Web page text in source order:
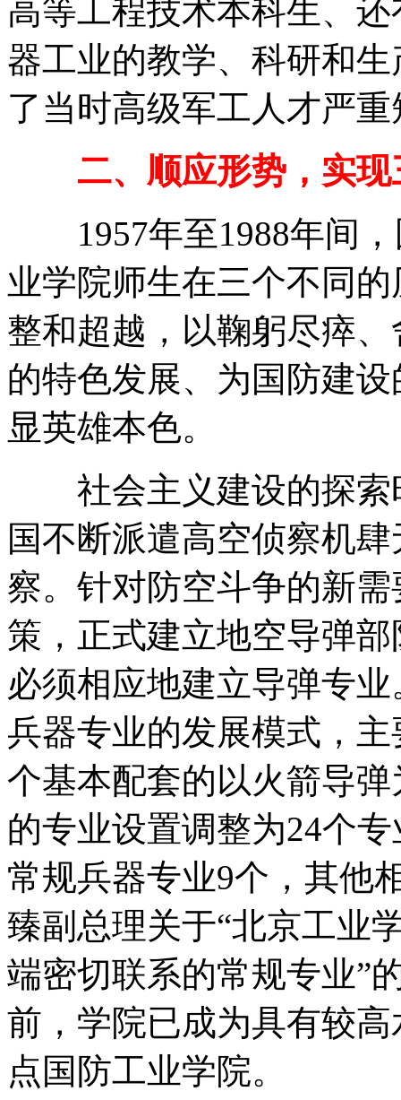
高等工程技术本科生、
器工业的教学、科研和
了当时高级军工人才严
二、顺应形势，实现
1957年至1988年间，
业学院师生在三个不同
整和超越，以鞠躬尽瘁
的特色发展、为国防建
显英雄本色。
社会主义建设的探索
国不断派遣高空侦察机
察。针对防空斗争的新
策，正式建立地空导弹
必须相应地建立导弹专
兵器专业的发展模式，
个基本配套的以火箭导
的专业设置调整为24个
常规兵器专业9个，其他
臻副总理关于“北京工业
端密切联系的常规专业”
前，学院已成为具有较
点国防工业学院。